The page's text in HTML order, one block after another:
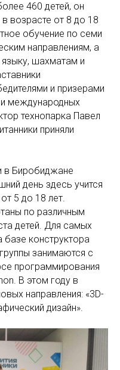
460 детей, он
возрасте от 8 до 18
обучение по семи
направлениям, а
языку, шахматам и
и призерами
и международных
технопарка Павел
приняли
в Биробиджане
день здесь учится
5 до 18 лет.
по различным
детей. Для самых
базе конструктора
занимаются с
программирования
В этом году в
направления: «3D-
дизайн».